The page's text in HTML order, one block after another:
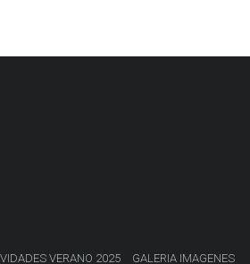
VERANO 2025 GALERIA IMAGENES